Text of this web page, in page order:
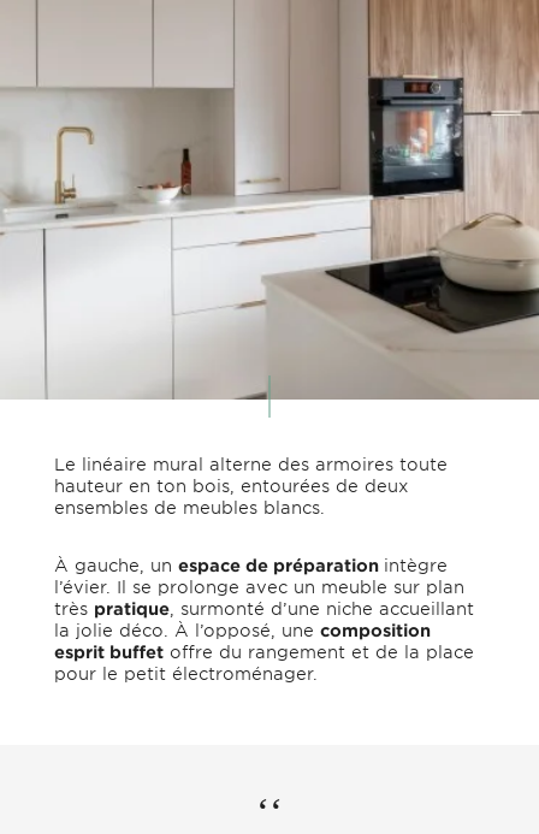
Le linéaire mural alterne des armoires toute
hauteur en ton bois, entourées de deux
ensembles de meubles blancs.
À gauche, un espace de préparation intègre
l’évier. Il se prolonge avec un meuble sur plan
très pratique, surmonté d’une niche accueillant
la jolie déco. À l’opposé, une composition
esprit buffetoffre du rangement et de la place
pour le petit électroménager.